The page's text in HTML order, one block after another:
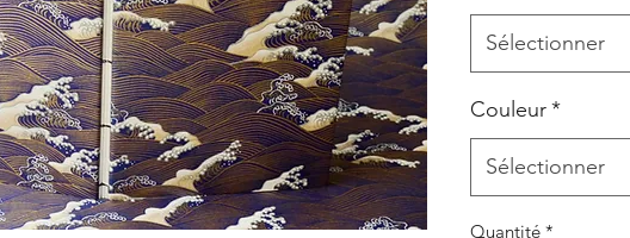
Sélectionner
Couleur*
Sélectionner
Quantité *